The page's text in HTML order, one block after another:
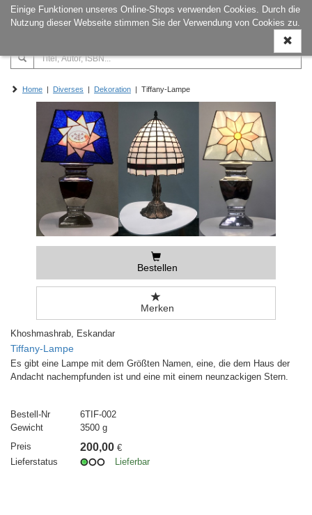
Einige Funktionen unseres Online-Shops verwenden Cookies. Durch die
Nutzung dieser Webseite stimmen Sie der Verwendung von Cookies zu.
ein-/
Home | Diverses | Dekoration | Tiffany-Lampe
Bestellen
Merken
Khoshmashrab, Eskandar
Tiffany-Lampe
Es gibt eine Lampe mit dem Größten Namen, eine, die dem Haus der
Andacht nachempfunden ist und eine mit einem neunzackigen Stern.
Bestell-Nr
6TIF-002
Gewicht
3500 g
Preis
200,00 €
Lieferstatus
Lieferbar